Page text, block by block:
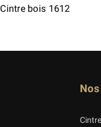
Cintre bois 1612